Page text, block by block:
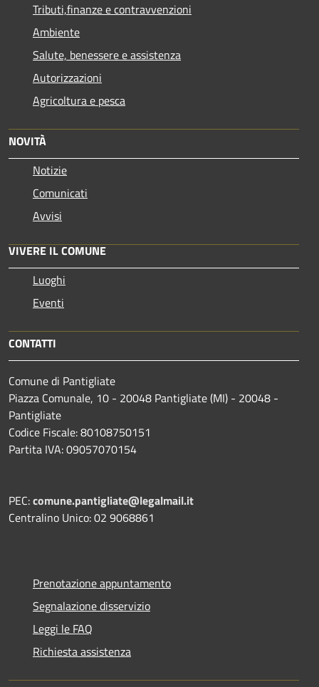
Tributi,finanze e contravvenzioni
Ambiente
Salute, benessere e assistenza
Autorizzazioni
Agricoltura e pesca
NOVITÀ
Notizie
Comunicati
Avvisi
VIVERE IL COMUNE
Luoghi
Eventi
CONTATTI
Comune di Pantigliate
Piazza Comunale, 10 - 20048 Pantigliate (MI) - 20048 -
Pantigliate
Codice Fiscale: 80108750151
Partita IVA: 09057070154
PEC:comune.pantigliate@legalmail.it
Centralino Unico: 02 9068861
Prenotazione appuntamento
Segnalazione disservizio
Leggi le FAQ
Richiesta assistenza